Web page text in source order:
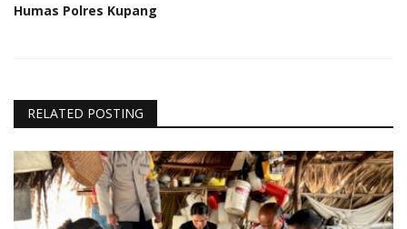
Humas Polres Kupang
RELATED POSTING